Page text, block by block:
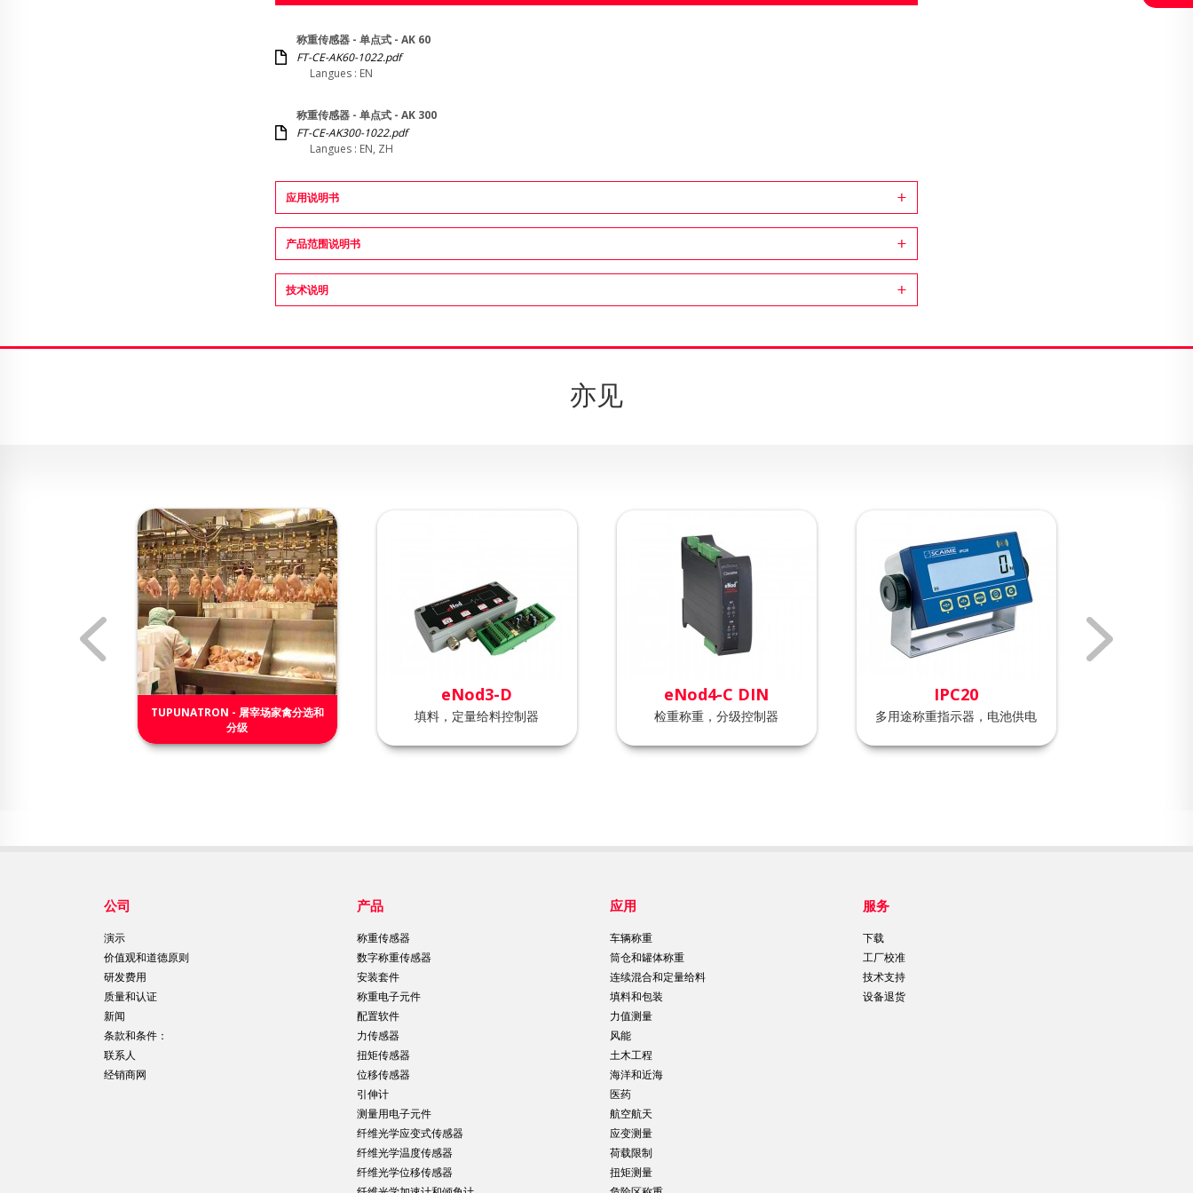
称重传感器 - 单点式 - AK 60
FT-CE-AK60-1022.pdf
Langues : EN
称重传感器 - 单点式 - AK 300
FT-CE-AK300-1022.pdf
Langues : EN, ZH
应用说明书
产品范围说明书
技术说明
亦见
TUPUNATRON - 屠宰场家禽分选和
分级
eNod3-D
填料，定量给料控制器
eNod4-C DIN
检重称重，分级控制器
IPC20
多用途称重指示器，电池供电
公司
演示
价值观和道德原则
研发费用
质量和认证
新闻
条款和条件：
联系人
经销商网
产品
称重传感器
数字称重传感器
安装套件
称重电子元件
配置软件
力传感器
扭矩传感器
位移传感器
引伸计
测量用电子元件
纤维光学应变式传感器
纤维光学温度传感器
纤维光学位移传感器
应用
车辆称重
筒仓和罐体称重
连续混合和定量给料
填料和包装
力值测量
风能
土木工程
海洋和近海
医药
航空航天
应变测量
荷载限制
扭矩测量
服务
下载
工厂校准
技术支持
设备退货